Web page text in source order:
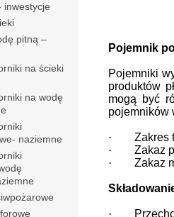
Pojemnik
Pojemniki
produktów
mogą być
pojemników
·
Zakres
·
Zakaz
·
Zakaz
·
inwestycje
pitną –
na ścieki
na wodę
naziemne